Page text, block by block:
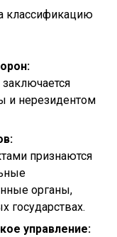
классификацию
и нерезидентом
признаются
органы,
государствах.
управление: